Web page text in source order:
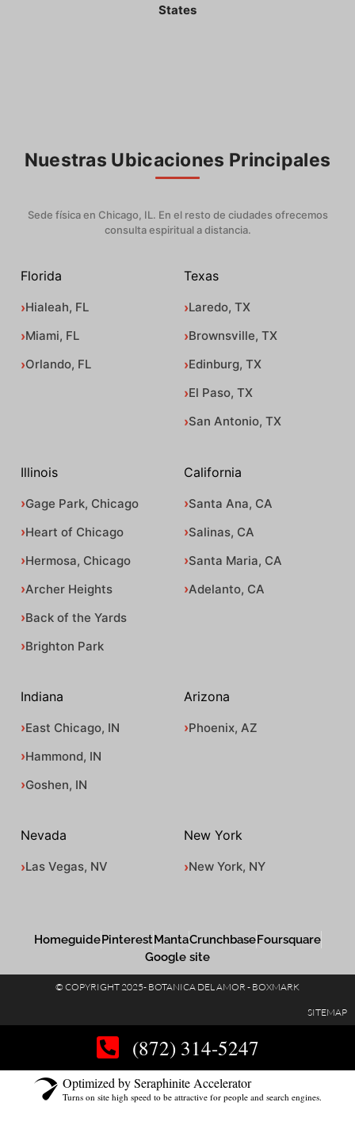
States
Nuestras Ubicaciones Principales
Sede física en Chicago, IL. En el resto de ciudades ofrecemos
consulta espiritual a distancia.
Florida
Hialeah, FL
Miami, FL
Orlando, FL
Texas
Laredo, TX
Brownsville, TX
Edinburg, TX
El Paso, TX
San Antonio, TX
Illinois
Gage Park, Chicago
Heart of Chicago
Hermosa, Chicago
Archer Heights
Back of the Yards
Brighton Park
California
Santa Ana, CA
Salinas, CA
Santa Maria, CA
Adelanto, CA
Indiana
East Chicago, IN
Hammond, IN
Goshen, IN
Arizona
Phoenix, AZ
Nevada
Las Vegas, NV
New York
New York, NY
HomeguidePinterestMantaCrunchbaseFoursquare
Google site
© COPYRIGHT 2025- BOTANICA DEL AMOR - BOXMARK
SITEMAP
(872) 314-5247
Optimized by Seraphinite Accelerator
Turns on site high speed to be attractive for people and search engines.